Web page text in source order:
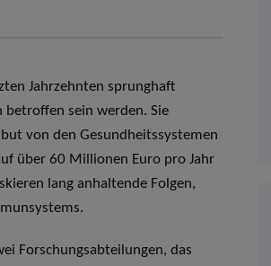
Jahrzehnten sprunghaft
betroffen sein werden. Sie
von den Gesundheitssystemen
über 60 Millionen Euro pro Jahr
lang anhaltende Folgen,
Forschungsabteilungen, das